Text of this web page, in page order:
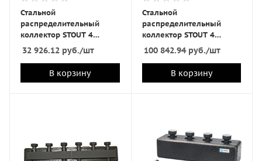
Стальной
распределительный
коллектор STOUT 4
отопительных контура в
теплоизоляции DN25
32 926.12 руб./шт
В корзину
Стальной
распределительный
коллектор STOUT 4
отопительных контура в
теплоизоляции DN 32
100 842.94руб./шт
В корзину